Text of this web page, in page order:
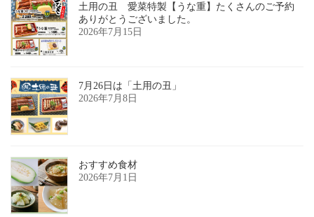
土用の丑 愛菜特製【うな重】たくさんのご予約
ありがとうございました。
2026年7月15日
7月26日は「土用の丑」
2026年7月8日
おすすめ食材
2026年7月1日